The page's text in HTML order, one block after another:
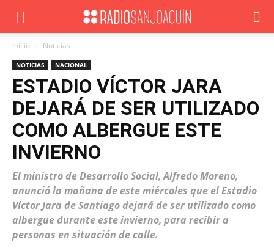
Inicio Noticias
NOTICIAS NACIONAL
ESTADIO VÍCTOR JARA
DEJARÁ DE SER UTILIZADO
COMO ALBERGUE ESTE
INVIERNO
El ministro de Desarrollo Social, Alfredo Moreno,
anunció la mañana de este miércoles que el Estadio
Víctor Jara de Santiago dejará de ser utilizado como
albergue durante este invierno, para recibir a
personas en situación de calle.